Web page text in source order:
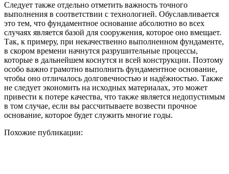
Следует также отдельно отметить важность точного
выполнения в соответствии с технологией. Обуславливается
это тем, что фундаментное основание абсолютно во всех
случаях является базой для сооружения, которое оно вмещает.
Так, к примеру, при некачественно выполненном фундаменте,
в скором времени начнутся разрушительные процессы,
которые в дальнейшем коснутся и всей конструкции. Поэтому
особо важно грамотно выполнить фундаментное основание,
чтобы оно отличалось долговечностью и надёжностью. Также
не следует экономить на исходных материалах, это может
привести к потере качества, что также является недопустимым
в том случае, если вы рассчитываете возвести прочное
основание, которое будет служить многие годы.
Похожие публикации: